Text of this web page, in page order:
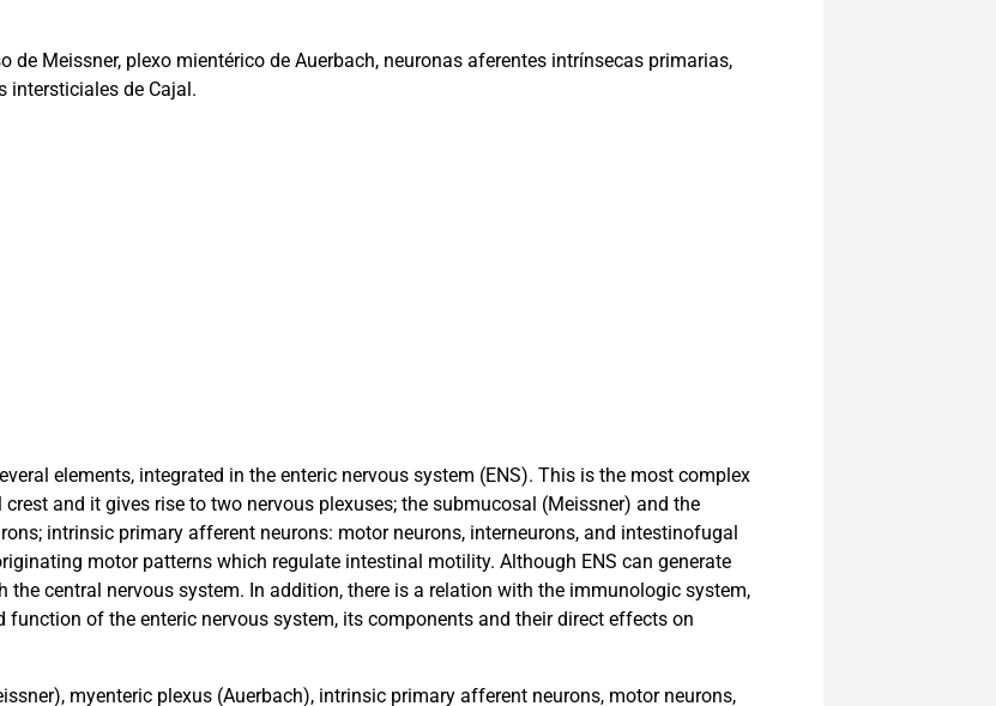
de Meissner, plexo mientérico de Auerbach, neuronas aferentes intrínsecas primarias,
intersticiales de Cajal.
elements, integrated in the enteric nervous system (ENS). This is the most complex
and it gives rise to two nervous plexuses; the submucosal (Meissner) and the
intrinsic primary afferent neurons: motor neurons, interneurons, and intestinofugal
motor patterns which regulate intestinal motility. Although ENS can generate
central nervous system. In addition, there is a relation with the immunologic system,
of the enteric nervous system, its components and their direct effects on
myenteric plexus (Auerbach), intrinsic primary afferent neurons, motor neurons,